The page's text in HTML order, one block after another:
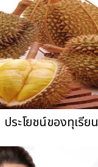
ประโยชน์ของทุเรียน